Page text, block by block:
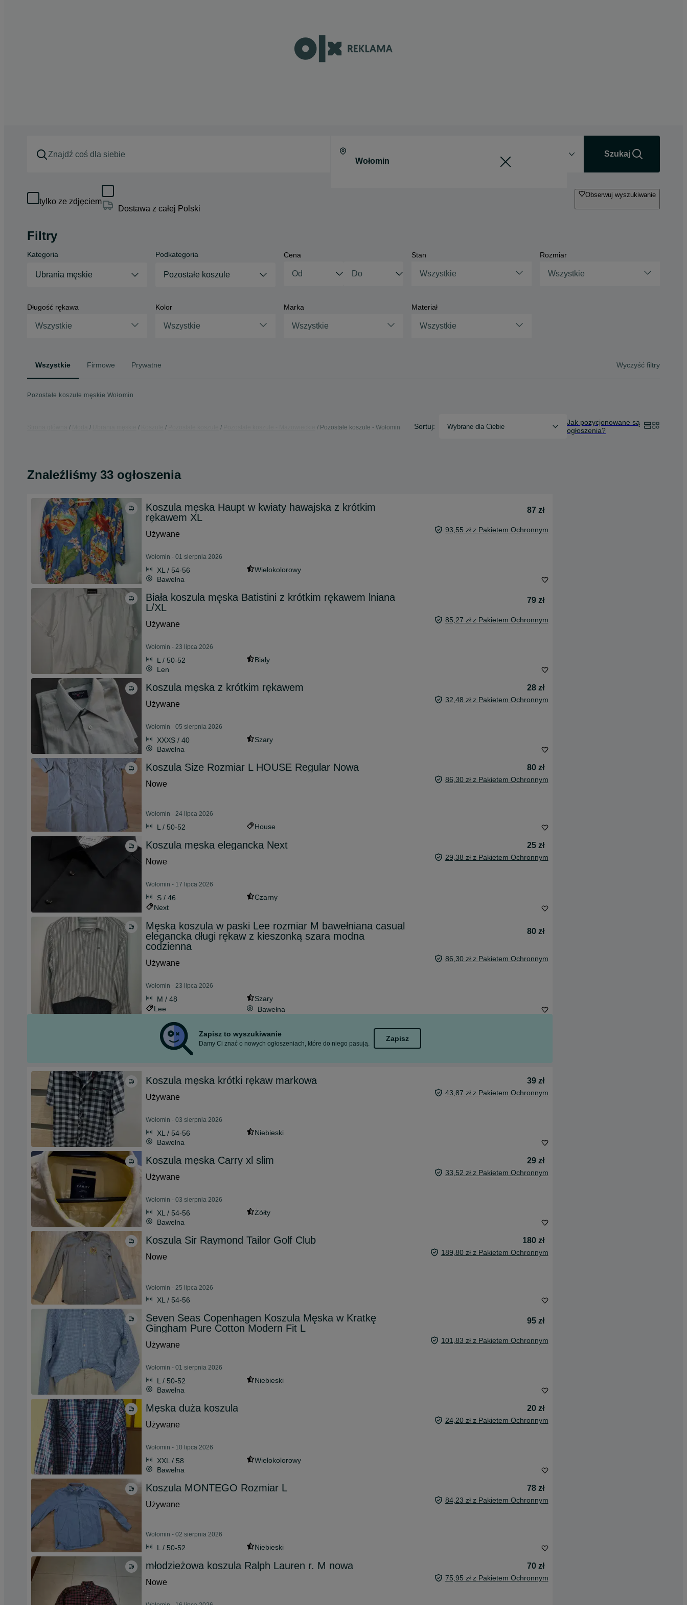
Szukaj
tylko ze zdjęciem
Dostawa z całej Polski
Obserwuj wyszukiwanie
Filtry
Kategoria
Ubrania męskie
Podkategoria
Pozostałe koszule
Cena Stan
Wszystkie
Rozmiar
Wszystkie
Długość rękawa
Wszystkie
Kolor
Wszystkie
Marka
Wszystkie
Materiał
Wszystkie
Wszystkie Firmowe Prywatne Wyczyść filtry
Pozostałe koszule męskie Wołomin
Pozostałe koszule - Wołomin Sortuj: Wybrane dla Ciebie
Jak pozycjonowane są
ogłoszenia?
Znaleźliśmy 33 ogłoszenia
Koszula męska Haupt w kwiaty hawajska z krótkim
rękawem XL
87 zł
Używane 93,55 zł z Pakietem Ochronnym
Wołomin - 01 sierpnia 2026
XL / 54-56
Wielokolorowy
Bawełna
Biała koszula męska Batistini z krótkim rękawem lniana
L/XL
79 zł
Używane 85,27 zł z Pakietem Ochronnym
Wołomin - 23 lipca 2026
L / 50-52
Biały
Len
Koszula męska z krótkim rękawem
28 zł
Używane
32,48 zł z Pakietem Ochronnym
Wołomin - 05 sierpnia 2026
XXXS / 40
Szary
Bawełna
Koszula Size Rozmiar L HOUSE Regular Nowa
80 zł
Nowe
86,30 zł z Pakietem Ochronnym
Wołomin - 24 lipca 2026
L / 50-52 House
Koszula męska elegancka Next
25 zł
Nowe
29,38 zł z Pakietem Ochronnym
Wołomin - 17 lipca 2026
S / 46
Czarny
Next
Męska koszula w paski Lee rozmiar M bawełniana casual
elegancka długi rękaw z kieszonką szara modna
codzienna
80 zł
Używane 86,30 zł z Pakietem Ochronnym
Wołomin - 23 lipca 2026
M / 48
Szary
Lee
Bawełna
Zapisz to wyszukiwanie
Damy Ci znać o nowych ogłoszeniach, które do niego pasują.
Zapisz
Koszula męska krótki rękaw markowa
39 zł
Używane
43,87 zł z Pakietem Ochronnym
Wołomin - 03 sierpnia 2026
XL / 54-56
Niebieski
Bawełna
Koszula męska Carry xl slim
29 zł
Używane
33,52 zł z Pakietem Ochronnym
Wołomin - 03 sierpnia 2026
XL / 54-56
Żółty
Bawełna
Koszula Sir Raymond Tailor Golf Club
180 zł
Nowe
189,80 zł z Pakietem Ochronnym
Wołomin - 25 lipca 2026
XL / 54-56
Seven Seas Copenhagen Koszula Męska w Kratkę
Gingham Pure Cotton Modern Fit L
95 zł
Używane 101,83 zł z Pakietem Ochronnym
Wołomin - 01 sierpnia 2026
L / 50-52
Niebieski
Bawełna
Męska duża koszula
20 zł
Używane
24,20 zł z Pakietem Ochronnym
Wołomin - 10 lipca 2026
XXL / 58
Wielokolorowy
Bawełna
Koszula MONTEGO Rozmiar L
78 zł
Używane
84,23 zł z Pakietem Ochronnym
Wołomin - 02 sierpnia 2026
L / 50-52 Niebieski
młodzieżowa koszula Ralph Lauren r. M nowa
70 zł
Nowe
75,95 zł z Pakietem Ochronnym